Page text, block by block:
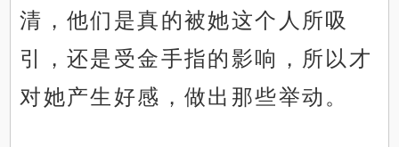
清，他们是真的被她这个人所吸
引，还是受金手指的影响，所以才
对她产生好感，做出那些举动。